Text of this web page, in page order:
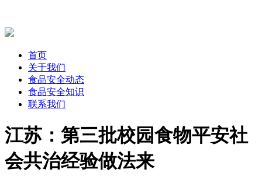
首页
关于我们
食品安全动态
食品安全知识
联系我们
江苏：第三批校园食物平安社
会共治经验做法来